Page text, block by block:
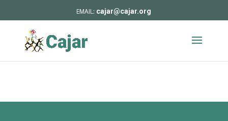
cajar@cajar.org